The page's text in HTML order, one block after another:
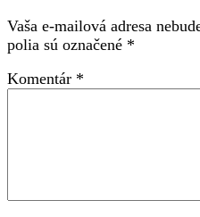
Vaša e-mailová adresa
polia sú označené *
Komentár *